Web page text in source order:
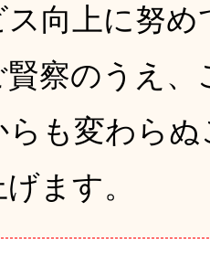
ス向上に努
察のうえ
らも変わら
ます。